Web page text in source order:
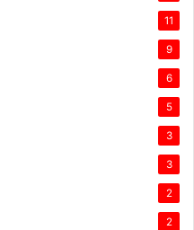
11
9
6
5
3
3
2
2